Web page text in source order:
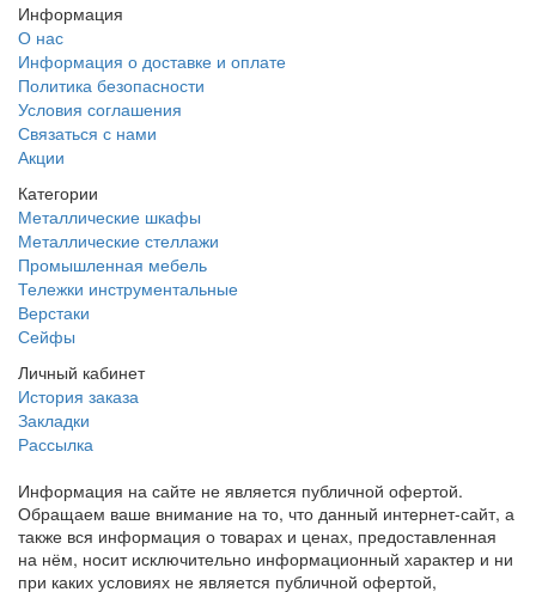
Информация
О нас
Информация о доставке и оплате
Политика безопасности
Условия соглашения
Связаться с нами
Акции
Категории
Металлические шкафы
Металлические стеллажи
Промышленная мебель
Тележки инструментальные
Верстаки
Сейфы
Личный кабинет
История заказа
Закладки
Рассылка
Информация на сайте не является публичной офертой.
Обращаем ваше внимание на то, что данный интернет-сайт, а
также вся информация о товарах и ценах, предоставленная
на нём, носит исключительно информационный характер и ни
при каких условиях не является публичной офертой,